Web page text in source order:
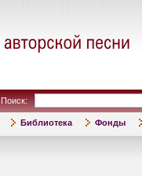
Поиск:
Библиотека Фонды